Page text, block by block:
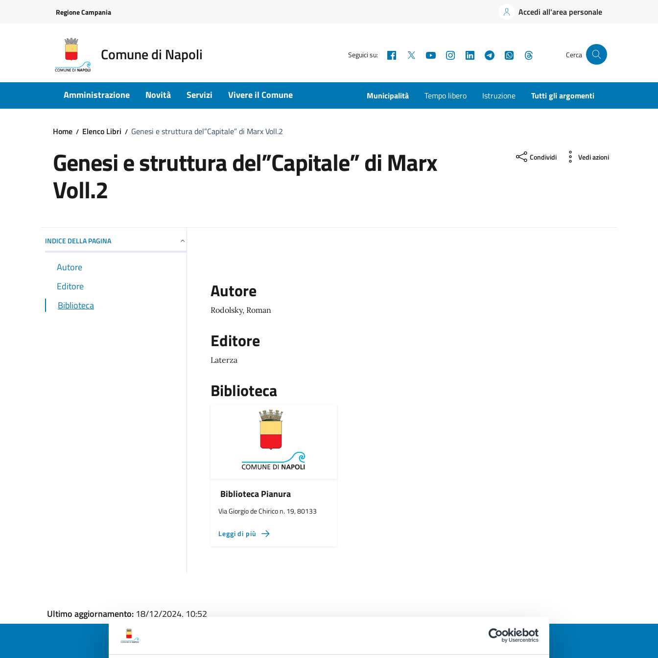
Regione Campania Accedi all'area personale
Comune di Napoli Seguici su: Facebook YouTubeInstagramLinkedInTelegramWhatsApp Cerca
Amministrazione Novità Servizi Vivere il Comune Municipalità Tempo libero Istruzione Tutti gli argomenti
Home Elenco Libri Genesi e struttura del”Capitale” di Marx Voll.2
Genesi e struttura del”Capitale” di Marx
Voll.2
Condividi Vedi azioni
INDICE DELLA PAGINA
Autore
Editore
Biblioteca
Autore
Rodolsky, Roman
Editore
Laterza
Biblioteca
Biblioteca Pianura
Via Giorgio de Chirico n. 19, 80133
Leggi di più
Ultimo aggiornamento: 18/12/2024, 10:52